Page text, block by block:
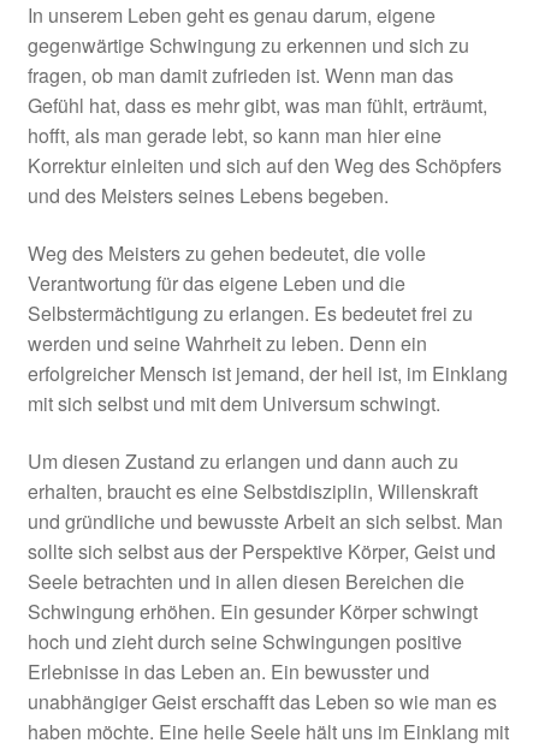
In unserem Leben geht es genau darum, eigene
gegenwärtige Schwingung zu erkennen und sich zu
fragen, ob man damit zufrieden ist. Wenn man das
Gefühl hat, dass es mehr gibt, was man fühlt, erträumt,
hofft, als man gerade lebt, so kann man hier eine
Korrektur einleiten und sich auf den Weg des Schöpfers
und des Meisters seines Lebens begeben.
Weg des Meisters zu gehen bedeutet, die volle
Verantwortung für das eigene Leben und die
Selbstermächtigung zu erlangen. Es bedeutet frei zu
werden und seine Wahrheit zu leben. Denn ein
erfolgreicher Mensch ist jemand, der heil ist, im Einklang
mit sich selbst und mit dem Universum schwingt.
Um diesen Zustand zu erlangen und dann auch zu
erhalten, braucht es eine Selbstdisziplin, Willenskraft
und gründliche und bewusste Arbeit an sich selbst. Man
sollte sich selbst aus der Perspektive Körper, Geist und
Seele betrachten und in allen diesen Bereichen die
Schwingung erhöhen. Ein gesunder Körper schwingt
hoch und zieht durch seine Schwingungen positive
Erlebnisse in das Leben an. Ein bewusster und
unabhängiger Geist erschafft das Leben so wie man es
haben möchte. Eine heile Seele hält uns im Einklang mit